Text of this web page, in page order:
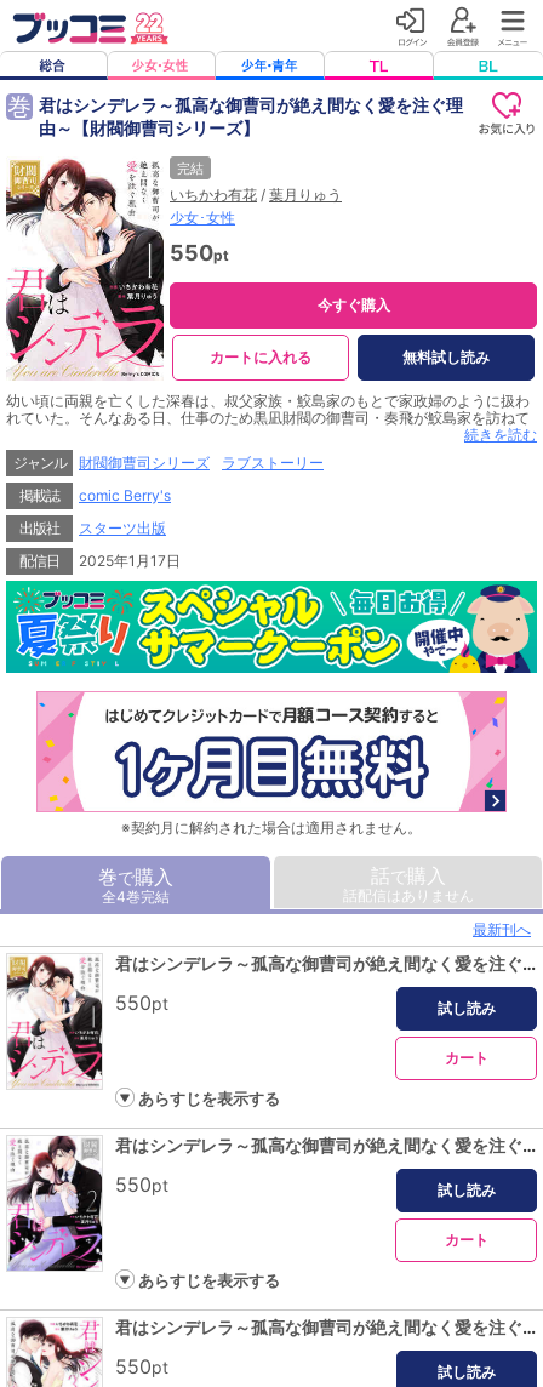
巻 君はシンデレラ～孤高な御曹司が絶え間なく愛を注ぐ理
由～【財閥御曹司シリーズ】
完結
いちかわ有花 / 葉月りゅう
少女･女性
550pt
今すぐ購入
カートに入れる 無料試し読み
幼い頃に両親を亡くした深春は、叔父家族・鮫島家のもとで家政婦のように扱わ
れていた。そんなある日、仕事のため黒凪財閥の御曹司・奏飛が鮫島家を訪ねて
くることに。そして、深春の事情を知った奏飛はまさかの突然プロポーズをして
きて…!? 奏飛の手を取り、鮫島家を出ることを決意した深春。それからの日々
は、高級ディナーに素敵なドレス、そして奏飛の優しさと、深春は底なしの溺愛
で満たされて…。
この結婚は、最上級の愛に満ちている――シンデレラが王子様と結婚した、その
後のお話。
人気の【財閥御曹司シリーズ】第2弾！
(この作品は電子コミック誌comic Berry's Vol. 189・191・193・195・197掲載の
1話～5話を収録しております。重複購入にご注意ください)
続きを読む
ジャンル
財閥御曹司シリーズ
ラブストーリー
掲載誌
comic Berry's
出版社
スターツ出版
配信日
2025年1月17日
※契約月に解約された場合は適用されません。
巻で購入
全4巻完結
話で購入
話配信はありません
最新刊へ
君はシンデレラ～孤高な御曹司が絶え間なく愛を注ぐ理由～【財閥御曹司シリーズ】1巻
550pt 試し読み
カート
あらすじを表示する
君はシンデレラ～孤高な御曹司が絶え間なく愛を注ぐ理由～【財閥御曹司シリーズ】2巻
550pt 試し読み
カート
あらすじを表示する
君はシンデレラ～孤高な御曹司が絶え間なく愛を注ぐ理由～【財閥御曹司シリーズ】3巻
550pt 試し読み